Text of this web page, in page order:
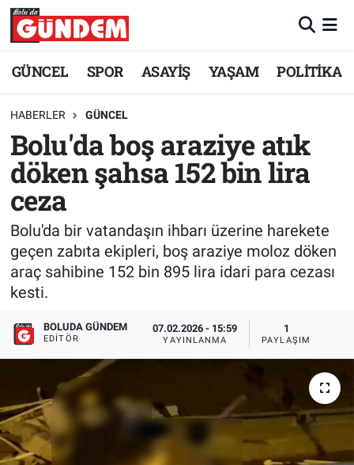
GÜNCEL SPOR ASAYİŞ YAŞAM POLİTİKA
HABERLER GÜNCEL
Bolu'da boş araziye atık
döken şahsa 152 bin lira
ceza
Bolu'da bir vatandaşın ihbarı üzerine harekete
geçen zabıta ekipleri, boş araziye moloz döken
araç sahibine 152 bin 895 lira idari para cezası
kesti.
BOLUDA GÜNDEM
EDITÖR
07.02.2026 - 15:59
YAYINLANMA
1
PAYLAŞIM
Merkez Nöbetçi Eczaneler
Merkez Trafik Yoğunluk Haritası
Süper Lig Puan Durumu ve Fikstür
Tüm Manşetler
Son Dakika Haberleri
Haber Arşivi